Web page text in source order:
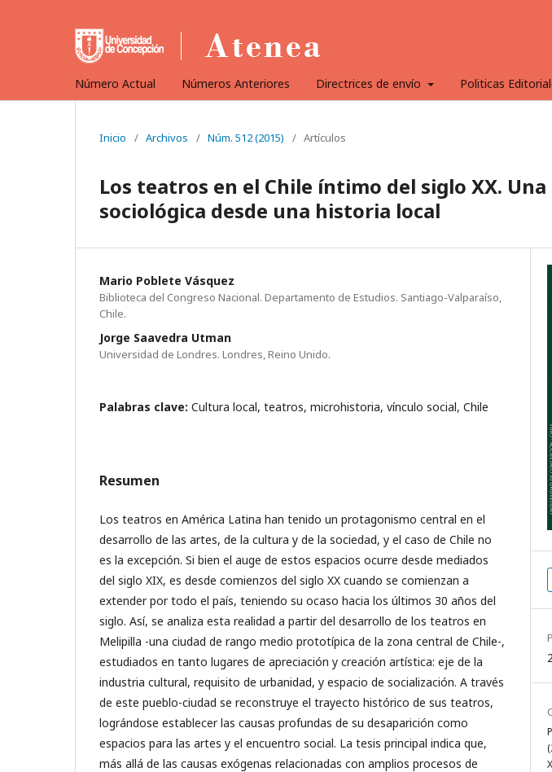
Número Actual Números Anteriores Directrices de envío Politicas
Inicio / Archivos / Núm. 512 (2015) / Artículos
Los teatros en el Chile íntimo del siglo XX.
sociológica desde una historia local
Mario Poblete Vásquez
Biblioteca del Congreso Nacional. Departamento de Estudios. Santiago-Valparaíso,
Chile.
Jorge Saavedra Utman
Universidad de Londres. Londres, Reino Unido.
Palabras clave: Cultura local, teatros, microhistoria, vínculo social, Chile
Resumen
Los teatros en América Latina han tenido un protagonismo central en el
desarrollo de las artes, de la cultura y de la sociedad, y el caso de Chile no
es la excepción. Si bien el auge de estos espacios ocurre desde mediados
del siglo XIX, es desde comienzos del siglo XX cuando se comienzan a
extender por todo el país, teniendo su ocaso hacia los últimos 30 años del
siglo. Así, se analiza esta realidad a partir del desarrollo de los teatros en
Melipilla -una ciudad de rango medio prototípica de la zona central de Chile-,
estudiados en tanto lugares de apreciación y creación artística: eje de la
industria cultural, requisito de urbanidad, y espacio de socialización. A través
de este pueblo-ciudad se reconstruye el trayecto histórico de sus teatros,
lográndose establecer las causas profundas de su desaparición como
espacios para las artes y el encuentro social. La tesis principal indica que,
más allá de las causas exógenas relacionadas con amplios procesos de